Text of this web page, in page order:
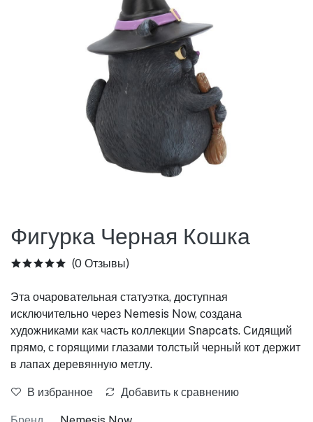
Фигурка Черная Кошка
(0 Отзывы)
Эта очаровательная статуэтка, доступная
исключительно через Nemesis Now, создана
художниками как часть коллекции Snapcats. Сидящий
прямо, с горящими глазами толстый черный кот держит
в лапах деревянную метлу.
В избранное Добавить к сравнению